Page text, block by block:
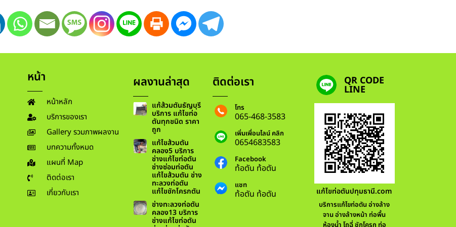
หน้า
หน้าหลัก
บริการของเรา
Gallery รวมภาพผลงาน
บทความทั้งหมด
แผนที่ Map
ติดต่อเรา
เกี่ยวกับเรา
ผลงานล่าสุด
แก้ส้วมตันธัญบุรี
บริการ แก้ไขท่อ
ตันทุกชนิด ราคา
ถูก
แก้ไขส้วมตัน
คลอง5 บริการ
ช่างแก้ไขท่อตัน
ช่างซ่อมท่อตัน
แก้ไขส้วมตัน ช่าง
ทะลวงท่อตัน
แก้ไขชักโครกตัน
ช่างทะลวงท่อตัน
คลอง13 บริการ
ช่างแก้ไขท่อตัน
ติดต่อเรา
โทร
065-468-3583
เพิ่มเพื่อนไลน์ คลิก
0654683583
Facebook
ท้อตัน ท้อตัน
แชท
ท้อตัน ท้อตัน
QR CODE
LINE
แก้ไขท่อตันปทุมธานี.com
บริการแก้ไขท่อตัน อ่างล้าง
จาน อ่างล้างหน้า ท่อพื้น